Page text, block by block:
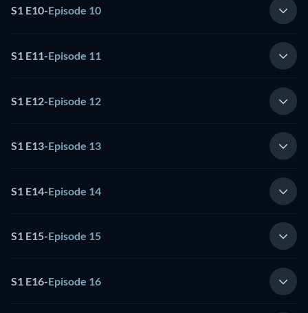
S1 E10-Episode 10
S1 E11-Episode 11
S1 E12-Episode 12
S1 E13-Episode 13
S1 E14-Episode 14
S1 E15-Episode 15
S1 E16-Episode 16